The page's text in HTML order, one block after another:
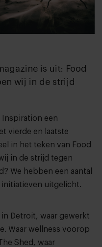
is uit: Food
wij in de strijd
Inspiration een
vierde en laatste
in het teken van Food
in de strijd tegen
We hebben een aantal
initiatieven uitgelicht.
Detroit, waar gewerkt
Waar wellness voorop
Shed, waar